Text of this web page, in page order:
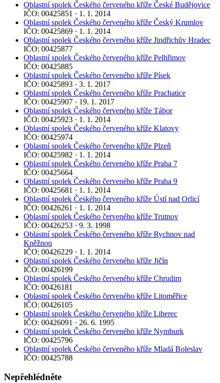
Oblastní spolek Českého červeného kříže České Budějovice
IČO: 00425851 · 1. 1. 2014
Oblastní spolek Českého červeného kříže Český Krumlov
IČO: 00425869 · 1. 1. 2014
Oblastní spolek Českého červeného kříže Jindřichův Hradec
IČO: 00425877
Oblastní spolek Českého červeného kříže Pelhřimov
IČO: 00425885
Oblastní spolek Českého červeného kříže Písek
IČO: 00425893 · 3. 1. 2017
Oblastní spolek Českého červeného kříže Prachatice
IČO: 00425907 · 19. 1. 2017
Oblastní spolek Českého červeného kříže Tábor
IČO: 00425923 · 1. 1. 2014
Oblastní spolek Českého červeného kříže Klatovy
IČO: 00425974
Oblastní spolek Českého červeného kříže Plzeň
IČO: 00425982 · 1. 1. 2014
Oblastní spolek Českého červeného kříže Praha 7
IČO: 00425664
Oblastní spolek Českého červeného kříže Praha 9
IČO: 00425681 · 1. 1. 2014
Oblastní spolek Českého červeného kříže Ústí nad Orlicí
IČO: 00426261 · 1. 1. 2014
Oblastní spolek Českého červeného kříže Trutnov
IČO: 00426253 · 9. 3. 1998
Oblastní spolek Českého červeného kříže Rychnov nad
Kněžnou
IČO: 00426229 · 1. 1. 2014
Oblastní spolek Českého červeného kříže Jičín
IČO: 00426199
Oblastní spolek Českého červeného kříže Chrudim
IČO: 00426181
Oblastní spolek Českého červeného kříže Litoměřice
IČO: 00426105
Oblastní spolek Českého červeného kříže Liberec
IČO: 00426091 · 26. 6. 1995
Oblastní spolek Českého červeného kříže Nymburk
IČO: 00425796
Oblastní spolek Českého červeného kříže Mladá Boleslav
IČO: 00425788
Nepřehlédněte